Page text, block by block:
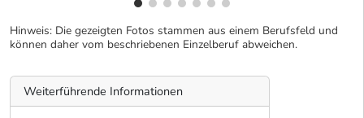
Hinweis: Die gezeigten Fotos stammen aus einem Berufsfeld und
können daher vom beschriebenen Einzelberuf abweichen.
Weiterführende Informationen